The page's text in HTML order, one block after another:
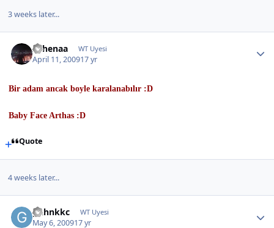
3 weeks later...
Athenaa WT Uyesi
April 11, 200917 yr
Bir adam ancak boyle karalanabılır :D
Baby Face Arthas :D
Quote
4 weeks later...
gkhnkkc WT Uyesi
May 6, 200917 yr